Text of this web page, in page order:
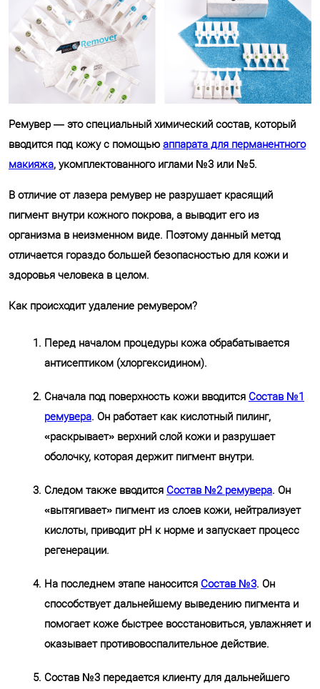
Ремувер — это специальный химический состав, который
вводится под кожу с помощью аппарата для перманентного
макияжа, укомплектованного иглами №3 или №5.
В отличие от лазера ремувер не разрушает красящий
пигмент внутри кожного покрова, а выводит его из
организма в неизменном виде. Поэтому данный метод
отличается гораздо большей безопасностью для кожи и
здоровья человека в целом.
Как происходит удаление ремувером?
Перед началом процедуры кожа обрабатывается
антисептиком (хлоргексидином).
Сначала под поверхность кожи вводится Состав №1
ремувера. Он работает как кислотный пилинг,
«раскрывает» верхний слой кожи и разрушает
оболочку, которая держит пигмент внутри.
Следом также вводится Состав №2 ремувера. Он
«вытягивает» пигмент из слоев кожи, нейтрализует
кислоты, приводит рН к норме и запускает процесс
регенерации.
На последнем этапе наносится Состав №3. Он
способствует дальнейшему выведению пигмента и
помогает коже быстрее восстановиться, увлажняет и
оказывает противовоспалительное действие.
Состав №3 передается клиенту для дальнейшего